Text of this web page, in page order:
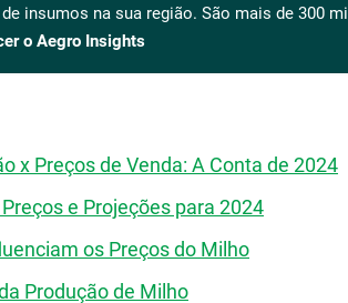
insumos na sua região. São mais de 300
o Aegro Insights
x Preços de Venda: A Conta de 2024
e Projeções para 2024
os Preços do Milho
Produção de Milho